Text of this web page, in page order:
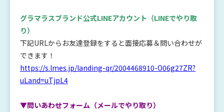
グラマラスブランド公式LINEアカウント （LINEでやり取
り）
下記URLからお友達登録をすると面接応募＆問い合わせが
できます！
https://s.lmes.jp/landing-qr/2004468910-O06g27ZR?
uLand=uTjpL4
▼問いあわせフォーム（メールでやり取り）